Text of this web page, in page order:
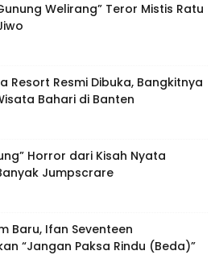
Welirang” Teror Mistis Ratu
Resort Resmi Dibuka, Bangkitnya
Bahari di Banten
Horror dari Kisah Nyata
Jumpscrare
Baru, Ifan Seventeen
“Jangan Paksa Rindu (Beda)”